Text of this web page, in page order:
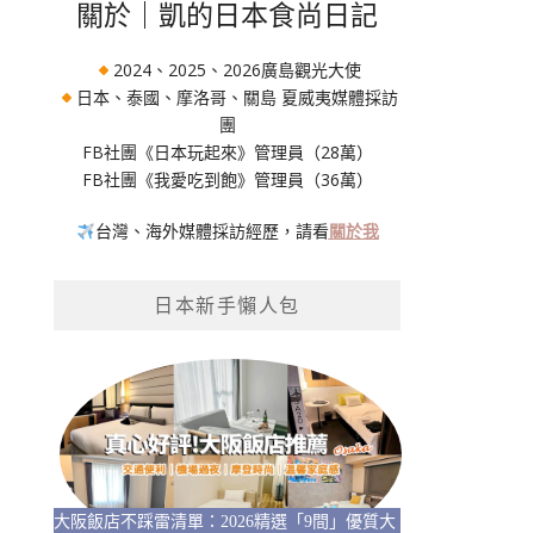
關於｜凱的日本食尚日記
2024、2025、2026廣島觀光大使
日本、泰國、摩洛哥、關島 夏威夷媒體採訪
團
FB社團《日本玩起來》管理員（28萬）
FB社團《我愛吃到飽》管理員（36萬）
台灣、海外媒體採訪經歷，請看關於我
日本新手懶人包
大阪飯店不踩雷清單：2026精選「9間」優質大